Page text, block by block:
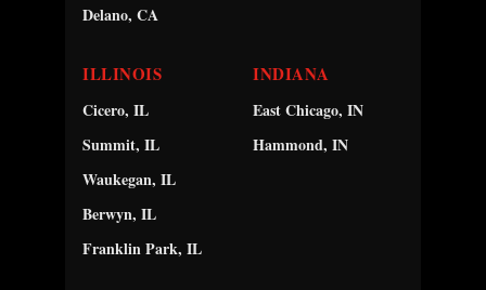
Delano, CA
ILLINOIS
Cicero, IL
Summit, IL
Waukegan, IL
Berwyn, IL
Franklin Park, IL
INDIANA
East Chicago, IN
Hammond, IN